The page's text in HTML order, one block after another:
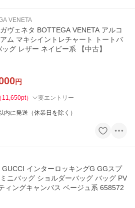
VENETA
ヴェネタ BOTTEGA VENETA アルコ
ム マキシイントレチャート トートバ
ッグ レザー ネイビー系 【中古】
円
（ 11,650pt） 要エントリー
内に発送（休業日を除く）
GUCCI インターロッキングG GGスプ
ニバッグ ショルダーバッグ バッグ PV
ィングキャンバス ベージュ系 658572